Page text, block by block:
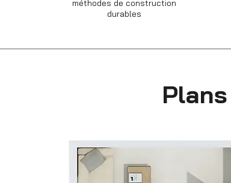
méthodes de construction
durables